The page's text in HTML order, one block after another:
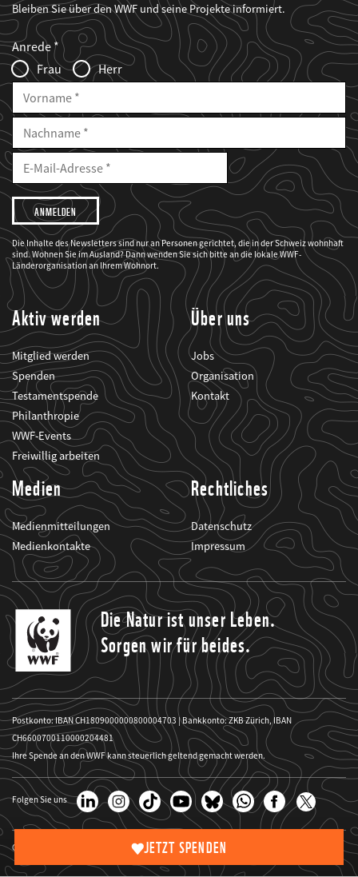
JETZT SPENDEN
Bleiben Sie über den WWF und seine Projekte informiert.
Web2Case
Infofelder
Fieldset
anrede_name
Anrede
Frau
Herr
Vorname
Nachname
E-
Mailadresse
E-
Adresse
Ich
möchte,
dass
der
WWF
mich
über
seine
Projekte
informiert.
Die Inhalte des Newsletters sind nur an Personen gerichtet, die in der Schweiz wohnhaft
sind. Wohnen Sie im Ausland? Dann wenden Sie sich bitte an die lokale WWF-
Länderorganisation an Ihrem Wohnort.
Aktiv werden
Mitglied werden
Spenden
Testamentspende
Philanthropie
WWF-Events
Freiwillig arbeiten
Über uns
Jobs
Organisation
Kontakt
Medien
Medienmitteilungen
Medienkontakte
Rechtliches
Datenschutz
Impressum
Die Natur ist unser Leben.
Sorgen wir für beides.
Postkonto: IBAN CH1809000000800004703 | Bankkonto: ZKB Zürich, IBAN
CH6600700110000204481
Ihre Spende an den WWF kann steuerlich geltend gemacht werden.
Folgen Sie uns
Copyright Website-Bilder